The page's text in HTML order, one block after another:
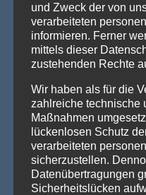
PRODUKTSUCHE
und Zweck der von
verarbeiteten
informieren. Ferner
mittels dieser
zustehenden Rechte
Wir haben als für die
zahlreiche technische
Maßnahmen
lückenlosen Schutz
verarbeiteten
sicherzustellen.
Datenübertragungen
Sicherheitslücken